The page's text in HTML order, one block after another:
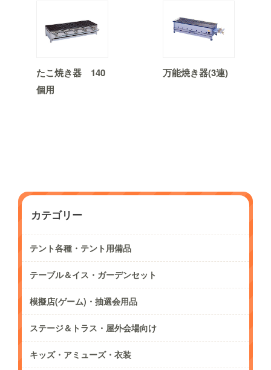
たこ焼き器 140
個用
万能焼き器(3連)
カテゴリー
テント各種・テント用備品
テーブル＆イス・ガーデンセット
模擬店(ゲーム)・抽選会用品
ステージ＆トラス・屋外会場向け
キッズ・アミューズ・衣装